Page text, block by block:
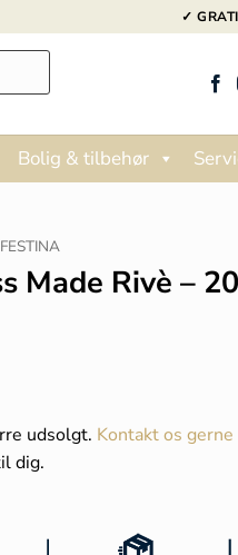
✓
Bolig & tilbehør
FESTINA
Made Rivè –
udsolgt. Kontakt os gerne
dig.